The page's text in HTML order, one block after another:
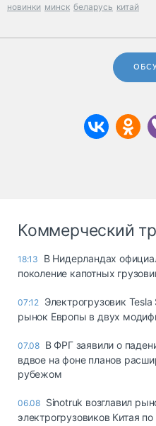
новинки минск беларусь китай
Коммерческий
18:13
В Нидерландах
поколение капотных
07:12 Электрогрузовик
рынок Европы в двух
07.08 В ФРГ заявили о
вдвое на фоне планов
рубежом
06.08 Sinotruk возглавил
электрогрузовиков Китая